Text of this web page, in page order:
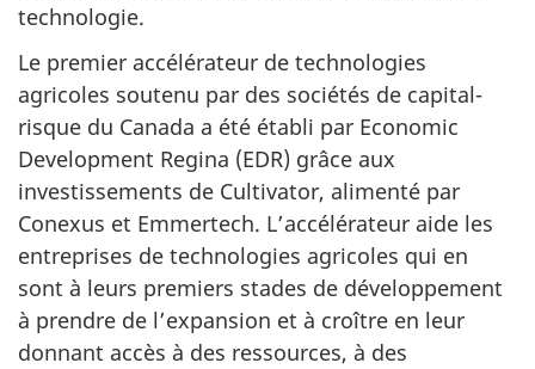
technologie.
Le premier accélérateur de technologies
agricoles soutenu par des sociétés de capital-
risque du Canada a été établi par Economic
Development Regina (EDR) grâce aux
investissements de Cultivator, alimenté par
Conexus et Emmertech. L’accélérateur aide les
entreprises de technologies agricoles qui en
sont à leurs premiers stades de développement
à prendre de l’expansion et à croître en leur
donnant accès à des ressources, à des